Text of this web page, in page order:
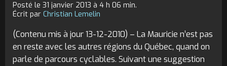
Posté le 31 janvier 2013 à 4 h 06 min.
Écrit par Christian Lemelin
(Contenu mis à jour 13-12-2010) – La Mauricie n’est pas
en reste avec les autres régions du Québec, quand on
parle de parcours cyclables. Suivant une suggestion